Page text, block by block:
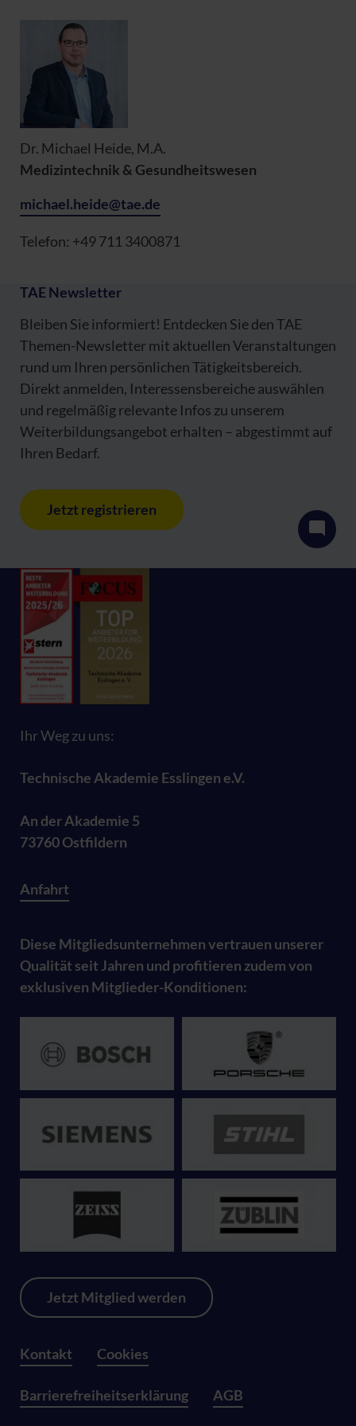
Dr. Michael Heide, M.A.
Medizintechnik & Gesundheitswesen
michael.heide@tae.de
Telefon: +49 711 3400871
TAE Newsletter
Bleiben Sie informiert! Entdecken Sie den TAE
Themen-Newsletter mit aktuellen Veranstaltungen
rund um Ihren persönlichen Tätigkeitsbereich.
Direkt anmelden, Interessensbereiche auswählen
und regelmäßig relevante Infos zu unserem
Weiterbildungsangebot erhalten – abgestimmt auf
Ihren Bedarf.
Jetzt registrieren
Ihr Weg zu uns:
Technische Akademie Esslingen e.V.
An der Akademie 5
73760 Ostfildern
Anfahrt
Diese Mitgliedsunternehmen vertrauen unserer
Qualität seit Jahren und profitieren zudem von
exklusiven Mitglieder-Konditionen:
Jetzt Mitglied werden
Kontakt Cookies
Barrierefreiheitserklärung AGB